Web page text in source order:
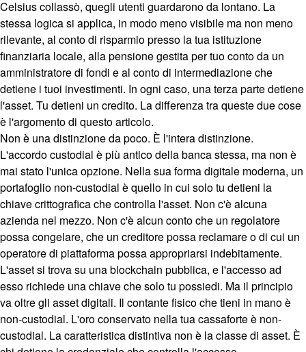
Celsius collassò, quegli utenti guardarono da lontano. La
stessa logica si applica, in modo meno visibile ma non meno
rilevante, al conto di risparmio presso la tua istituzione
finanziaria locale, alla pensione gestita per tuo conto da un
amministratore di fondi e al conto di intermediazione che
detiene i tuoi investimenti. In ogni caso, una terza parte detiene
l'asset. Tu detieni un credito. La differenza tra queste due cose
è l'argomento di questo articolo.
Non è una distinzione da poco. È l'intera distinzione.
L'accordo custodial è più antico della banca stessa, ma non è
mai stato l'unica opzione. Nella sua forma digitale moderna, un
portafoglio non-custodial è quello in cui solo tu detieni la
chiave crittografica che controlla l'asset. Non c'è alcuna
azienda nel mezzo. Non c'è alcun conto che un regolatore
possa congelare, che un creditore possa reclamare o di cui un
operatore di piattaforma possa appropriarsi indebitamente.
L'asset si trova su una blockchain pubblica, e l'accesso ad
esso richiede una chiave che solo tu possiedi. Ma il principio
va oltre gli asset digitali. Il contante fisico che tieni in mano è
non-custodial. L'oro conservato nella tua cassaforte è non-
custodial. La caratteristica distintiva non è la classe di asset. È